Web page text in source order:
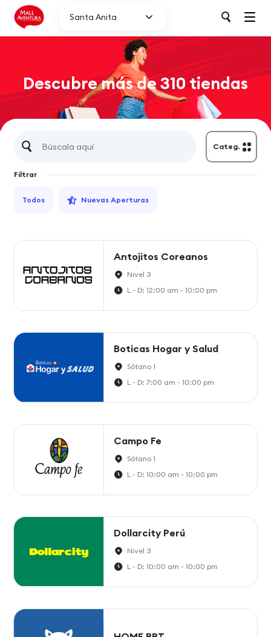
Santa Anita
Descubre más de 310 tiendas
Categ.
Filtrar
Todos Nuevas Aperturas
Antojitos Coreanos
Nivel 3
L - D: 12:00 am - 10:00 pm
Boticas Hogar y Salud
Sótano 1
L - D: 7:00 am - 10:00 pm
Campo Fe
Sótano 1
L - D: 10:00 am - 10:00 pm
Dollarcity Perú
Nivel 3
L - D: 10:00 am - 10:00 pm